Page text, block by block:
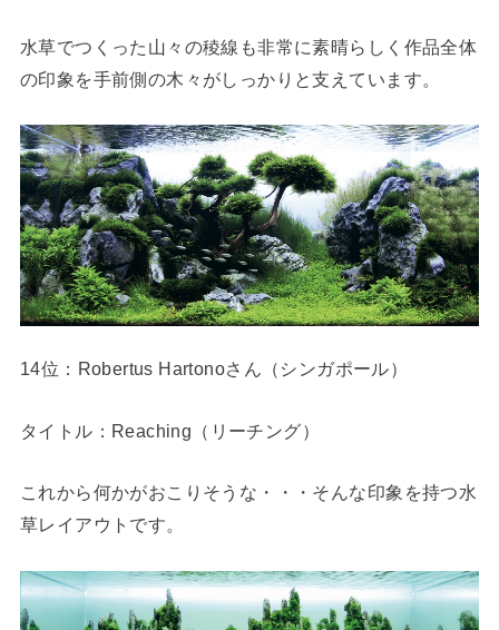
水草でつくった山々の稜線も非常に素晴らしく作品全体
の印象を手前側の木々がしっかりと支えています。
14位：Robertus Hartonoさん（シンガポール）
タイトル：Reaching（リーチング）
これから何かがおこりそうな・・・そんな印象を持つ水
草レイアウトです。